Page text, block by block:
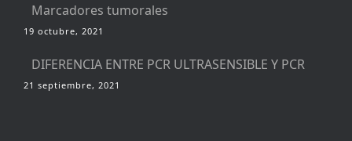
Marcadores tumorales
19 octubre, 2021
DIFERENCIA ENTRE PCR ULTRASENSIBLE Y PCR
21 septiembre, 2021